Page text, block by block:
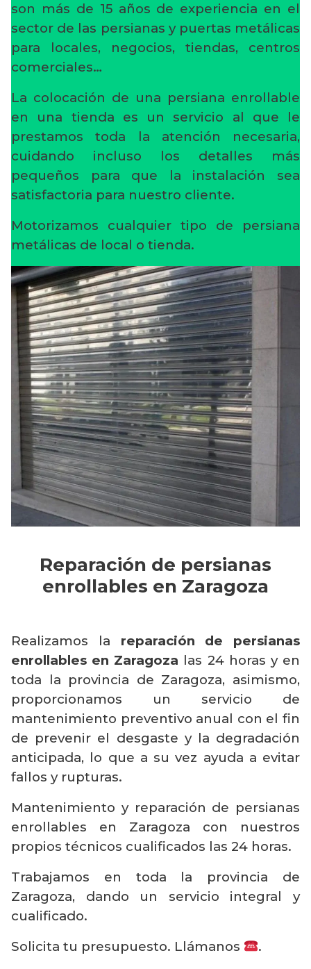
son más de 15 años de experiencia en el
sector de las persianas y puertas metálicas
para locales, negocios, tiendas, centros
comerciales…
La colocación de una persiana enrollable
en una tienda es un servicio al que le
prestamos toda la atención necesaria,
cuidando incluso los detalles más
pequeños para que la instalación sea
satisfactoria para nuestro cliente.
Motorizamos cualquier tipo de persiana
metálicas de local o tienda.
Reparación de persianas
enrollables en Zaragoza
Realizamos la reparación de persianas
enrollables en Zaragoza las 24 horas y en
toda la provincia de Zaragoza, asimismo,
proporcionamos un servicio de
mantenimiento preventivo anual con el fin
de prevenir el desgaste y la degradación
anticipada, lo que a su vez ayuda a evitar
fallos y rupturas.
Mantenimiento y reparación de persianas
enrollables en Zaragoza con nuestros
propios técnicos cualificados las 24 horas.
Trabajamos en toda la provincia de
Zaragoza, dando un servicio integral y
cualificado.
Solicita tu presupuesto. Llámanos
.